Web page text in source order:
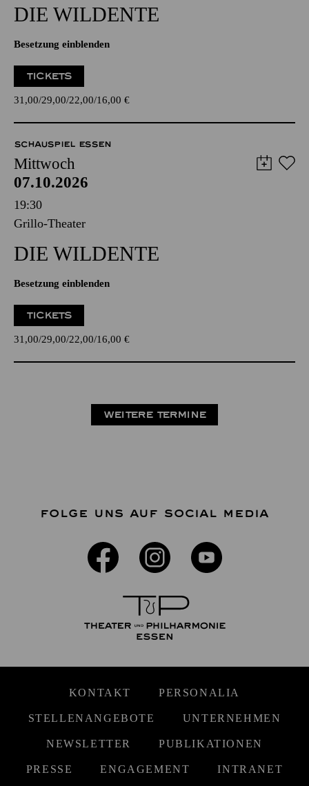
DIE WILDENTE
Besetzung einblenden
TICKETS
31,00 29,00 22,00 16,00 €
SCHAUSPIEL ESSEN
Mittwoch
07.10.2026
19:30
Grillo-Theater
DIE WILDENTE
Besetzung einblenden
TICKETS
31,00 29,00 22,00 16,00 €
WEITERE TERMINE
FOLGE UNS AUF SOCIAL MEDIA
KONTAKT PERSONALIA
STELLENANGEBOTE UNTERNEHMEN
NEWSLETTER PUBLIKATIONEN
PRESSE ENGAGEMENT INTRANET